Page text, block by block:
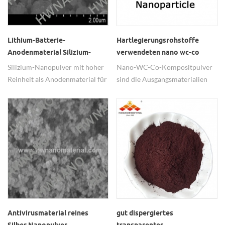
Lithium-Batterie-
Anodenmaterial Silizium-
Partikel Si
Silizium-Nanopulver mit hoher
Reinheit als Anodenmaterial für
Hartlegierungsrohstoffe
verwendeten nano wc-co
Verbundpulver
Nano-WC-Co-Kompositpulver
sind die Ausgangsmaterialien
Verschleißschutzbeschichtungen.
Antivirusmaterial reines
gut dispergiertes